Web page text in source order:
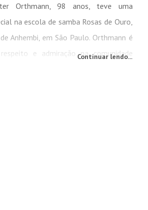
Orthmann, 98 anos, teve uma
na escola de samba Rosas de Ouro,
Anhembi, em São Paulo. Orthmann é
e admiração na comunidade
Continuar lendo...